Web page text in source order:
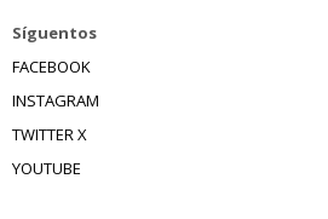
Síguentos
FACEBOOK
INSTAGRAM
TWITTER X
YOUTUBE